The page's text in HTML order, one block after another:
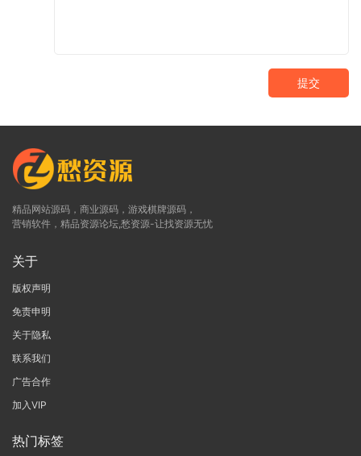
提交
精品网站源码，商业源码，游戏棋牌源码，
营销软件，精品资源论坛,愁资源-让找资源无忧
关于
版权声明
免责申明
关于隐私
联系我们
广告合作
加入VIP
热门标签